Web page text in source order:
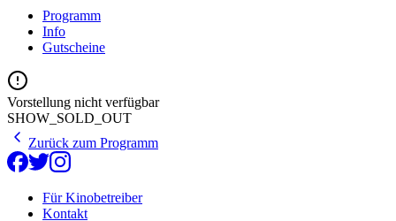
Programm
Info
Gutscheine
Vorstellung nicht verfügbar
SHOW_SOLD_OUT
Zurück zum Programm
Für Kinobetreiber
Kontakt